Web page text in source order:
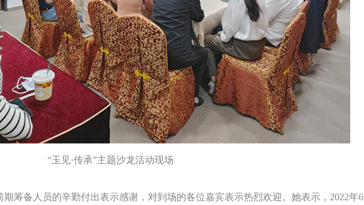
“玉见·传承”主题沙龙活动现场
筹备人员的辛勤付出表示感谢，对到场的各位嘉宾表示热烈欢迎。她表示，2022年6